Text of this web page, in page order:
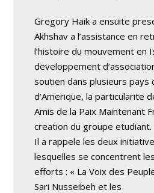
Gregory Haik a ensuite
Akhshav a l’assistance en
l’histoire du mouvement en
developpement
soutien dans plusieurs pays
d’Amerique, la particularite
Amis de la Paix Maintenant
creation du groupe etudiant.
Il a rappele les deux
lesquelles se concentrent les
efforts : « La Voix des
Sari Nusseibeh et les